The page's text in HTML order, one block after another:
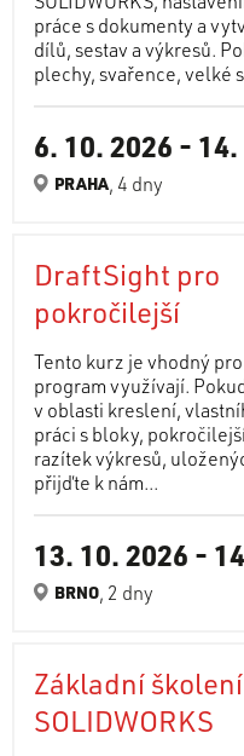
práce s dokumenty a
dílů, sestav a výkresů.
plechy, svařence, velké
6. 10. 2026 -
PRAHA, 4 dny
DraftSight pro
pokročilejší
Tento kurz je vhodný
program využívají.
v oblasti kreslení,
práci s bloky,
razítek výkresů,
přijďte k nám...
13. 10. 2026 -
BRNO, 2 dny
Základní školení
SOLIDWORKS